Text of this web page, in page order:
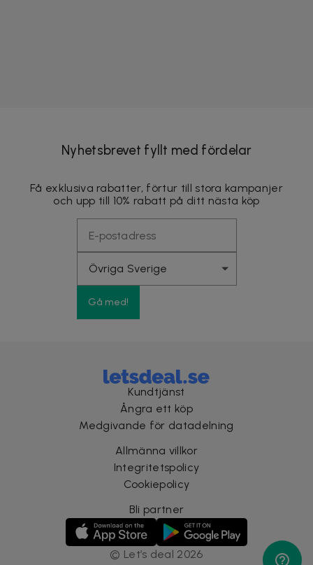
Nyhetsbrevet fyllt med fördelar
Få exklusiva rabatter, förtur till stora kampanjer
och upp till 10% rabatt på ditt nästa köp
Gå med!
Kundtjänst
Ångra ett köp
Medgivande för datadelning
Allmänna villkor
Integritetspolicy
Cookiepolicy
Bli partner
© Let’s deal 2026